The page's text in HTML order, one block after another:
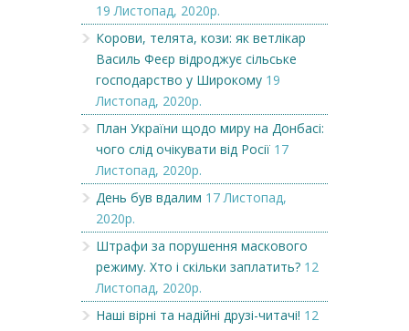
19 Листопад, 2020р.
Корови, телята, кози: як ветлікар
Василь Феєр відроджує сільське
господарство у Широкому 19
Листопад, 2020р.
План України щодо миру на Донбасі:
чого слід очікувати від Росії 17
Листопад, 2020р.
День був вдалим 17 Листопад,
2020р.
Штрафи за порушення маскового
режиму. Хто і скільки заплатить? 12
Листопад, 2020р.
Наші вірні та надійні друзі-читачі! 12